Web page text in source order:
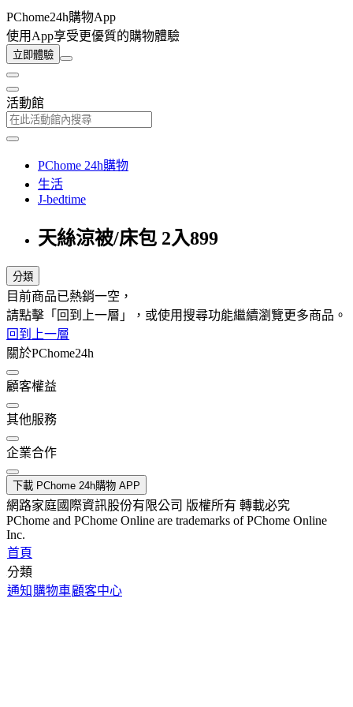
PChome24h購物App
使用App享受更優質的購物體驗
立即體驗
活動館
PChome 24h購物
生活
J-bedtime
天絲涼被/床包 2入899
分類
目前商品已熱銷一空，
請點擊「回到上一層」，或使用搜尋功能繼續瀏覽更多商品。
回到上一層
關於PChome24h
顧客權益
其他服務
企業合作
下載 PChome 24h購物 APP
網路家庭國際資訊股份有限公司 版權所有 轉載必究
PChome and PChome Online are trademarks of PChome Online
Inc.
首頁
分類
通知 購物車顧客中心